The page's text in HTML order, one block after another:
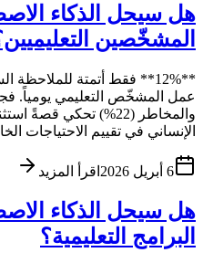
هل سيحل الذكاء
المشخّصين
**12%** فقط أتمتة
والمخاطر (22%) تحكي
الإنساني في تقييم الاحتياجات
6 أبريل 2026 اقرأ المزيد
هل سيحل الذكاء
البرامج التعليمية؟